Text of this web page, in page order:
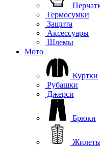
Гермосумки
Защита
Аксессуары
Шлемы
Мото
Куртки
Рубашки
Джерси
Брюки